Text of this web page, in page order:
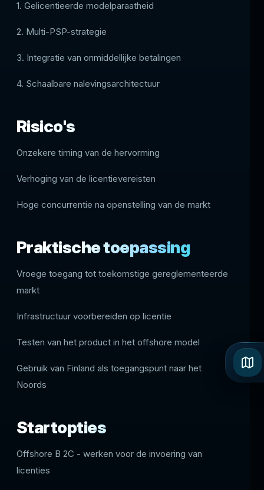
1. Gelicentieerde modelparaatheid
2. Multi-PSP-strategie
3. Integratie van onmiddellijke betalingen
4. Schaalbare nalevingsarchitectuur
Risico's
Onzekere timing van de hervorming
Verhoging van de licentievereisten
Hoge concurrentie na openstelling van de markt
Praktische toepassing
Vroege toegang tot toekomstige gereglementeerde
markt
Infrastructuur voorbereiden op licentie
Testen van het product in het offshore model
Gebruik van Finland als toegangspunt naar het
Noords
Startopties
Offshore B 2C - werken voor de invoering van
licenties